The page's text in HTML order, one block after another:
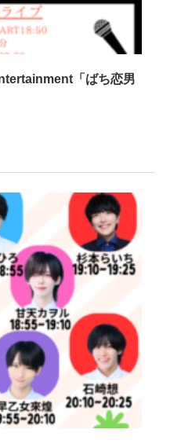
「ばち恋男